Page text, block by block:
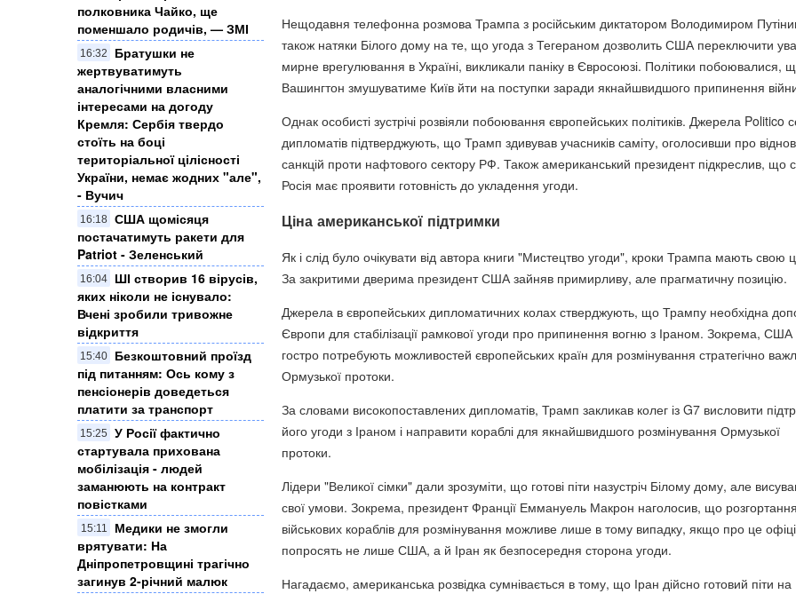
полковника Чайко, ще
поменшало родичів, — ЗМІ
16:32
Братушки не
жертвуватимуть
аналогічними власними
інтересами на догоду
Кремля: Сербія твердо
стоїть на боці
територіальної цілісності
України, немає жодних "але",
- Вучич
16:18 США щомісяця
постачатимуть ракети для
Patriot - Зеленський
16:04
ШІ створив 16 вірусів,
яких ніколи не існувало:
Вчені зробили тривожне
відкриття
15:40
Безкоштовний проїзд
під питанням: Ось кому з
пенсіонерів доведеться
платити за транспорт
15:25
У Росії фактично
стартувала прихована
мобілізація - людей
заманюють на контракт
повістками
15:11
Медики не змогли
врятувати: На
Дніпропетровщині трагічно
загинув 2-річний малюк
Нещодавня телефонна розмова Трампа з російським диктатором Володимиром
також натяки Білого дому на те, що угода з Тегераном дозволить США переключити
мирне врегулювання в Україні, викликали паніку в Євросоюзі. Політики побоювалися,
Вашингтон змушуватиме Київ йти на поступки заради якнайшвидшого припинення
Однак особисті зустрічі розвіяли побоювання європейських політиків. Джерела Politico
дипломатів підтверджують, що Трамп здивував учасників саміту, оголосивши про
санкцій проти нафтового сектору РФ. Також американський президент підкреслив, що
Росія має проявити готовність до укладення угоди.
Ціна американської підтримки
Як і слід було очікувати від автора книги "Мистецтво угоди", кроки Трампа мають свою
За закритими дверима президент США зайняв примирливу, але прагматичну позицію.
Джерела в європейських дипломатичних колах стверджують, що Трампу необхідна
Європи для стабілізації рамкової угоди про припинення вогню з Іраном. Зокрема, США
гостро потребують можливостей європейських країн для розмінування стратегічно
Ормузької протоки.
За словами високопоставлених дипломатів, Трамп закликав колег із G7 висловити
його угоди з Іраном і направити кораблі для якнайшвидшого розмінування Ормузької
протоки.
Лідери "Великої сімки" дали зрозуміти, що готові піти назустріч Білому дому, але
свої умови. Зокрема, президент Франції Еммануель Макрон наголосив, що розгортання
військових кораблів для розмінування можливе лише в тому випадку, якщо про це
попросять не лише США, а й Іран як безпосередня сторона угоди.
Нагадаємо, американська розвідка сумнівається в тому, що Іран дійсно готовий піти на